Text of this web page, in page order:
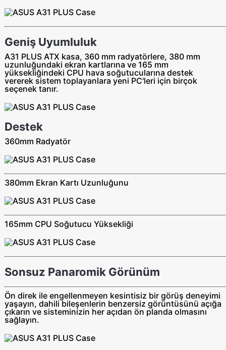
Geniş Uyumluluk
A31 PLUS ATX kasa, 360 mm radyatörlere, 380 mm
uzunluğundaki ekran kartlarına ve 165 mm
yüksekliğindeki CPU hava soğutucularına destek
vererek sistem toplayanlara yeni PC'leri için birçok
seçenek tanır.
Destek
360mm Radyatör
380mm Ekran Kartı Uzunluğunu
165mm CPU Soğutucu Yüksekliği
Sonsuz Panaromik Görünüm
Ön direk ile engellenmeyen kesintisiz bir görüş deneyimi
yaşayın, dahili bileşenlerin benzersiz görüntüsünü açığa
çıkarın ve sisteminizin her açıdan ön planda olmasını
sağlayın.